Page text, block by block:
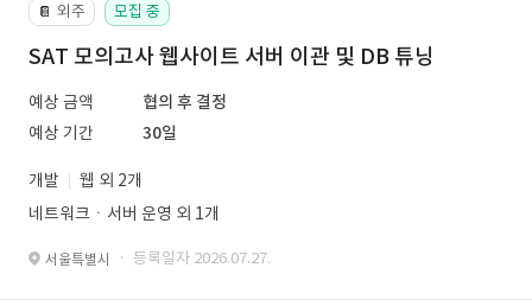
📔 외주 모집 중
SAT 모의고사 웹사이트 서버 이관 및 DB 튜닝
예상 금액
협의 후 결정
예상 기간
30일
개발
웹 외 2개
네트워크ㆍ서버 운영 외 1개
서울특별시 · 등록일자 2026.07.27.